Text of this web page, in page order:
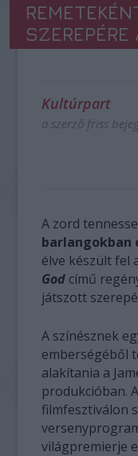
Kultúrpart
a szerző friss
A zord
barlangokban
élve készült fel
God című
játszott
A színésznek
emberségéből
alakítania a
produkcióban.
filmfesztiválon
világpremierje